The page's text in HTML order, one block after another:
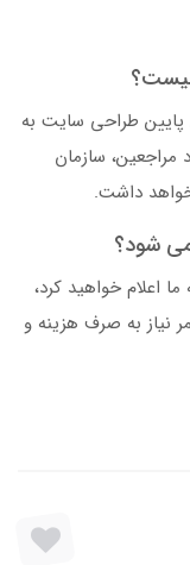
پایین طراحی سایت به
مراجعین، سازمان
داشت.
می شود؟
اعلام خواهید کرد،
نیاز به صرف هزینه و